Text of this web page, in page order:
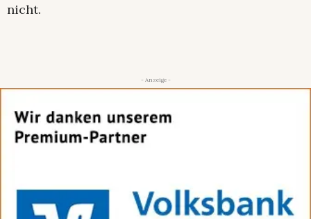
nicht.
- Anzeige -